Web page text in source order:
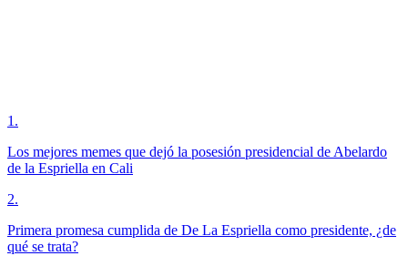
1 .
Los mejores memes que dejó la posesión presidencial de Abelardo
de la Espriella en Cali
2.
Primera promesa cumplida de De La Espriella como presidente, ¿de
qué se trata?